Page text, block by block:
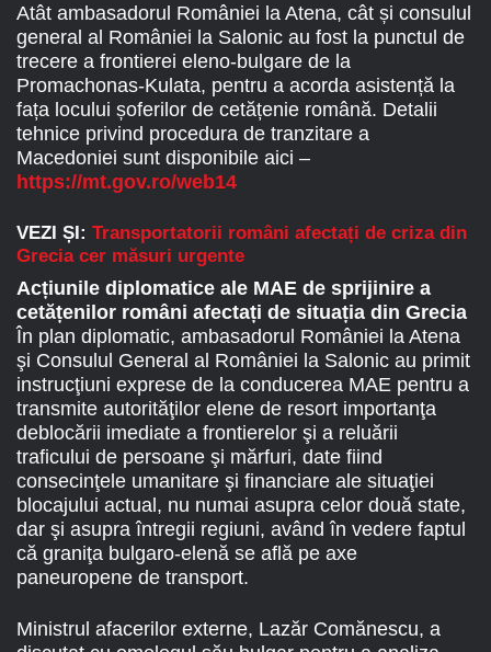
Atât ambasadorul României la Atena, cât și consulul
general al României la Salonic au fost la punctul de
trecere a frontierei eleno-bulgare de la
Promachonas-Kulata, pentru a acorda asistență la
fața locului șoferilor de cetățenie română. Detalii
tehnice privind procedura de tranzitare a
Macedoniei sunt disponibile aici –
https://mt.gov.ro/web14
VEZI ȘI: Transportatorii români afectați de criza din
Grecia cer măsuri urgente
Acțiunile diplomatice ale MAE de sprijinire a
cetățenilor români afectați de situația din Grecia
În plan diplomatic, ambasadorul României la Atena
şi Consulul General al României la Salonic au primit
instrucţiuni exprese de la conducerea MAE pentru a
transmite autorităţilor elene de resort importanţa
deblocării imediate a frontierelor şi a reluării
traficului de persoane şi mărfuri, date fiind
consecinţele umanitare şi financiare ale situaţiei
blocajului actual, nu numai asupra celor două state,
dar şi asupra întregii regiuni, având în vedere faptul
că graniţa bulgaro-elenă se află pe axe
paneuropene de transport.
Ministrul afacerilor externe, Lazăr Comănescu, a